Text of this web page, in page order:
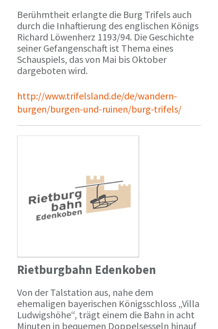
Berühmtheit erlangte die Burg Trifels auch
durch die Inhaftierung des englischen Königs
Richard Löwenherz 1193/94. Die Geschichte
seiner Gefangenschaft ist Thema eines
Schauspiels, das von Mai bis Oktober
dargeboten wird.
http://www.trifelsland.de/de/wandern-
burgen/burgen-und-ruinen/burg-trifels/
Rietburgbahn Edenkoben
Von der Talstation aus, nahe dem
ehemaligen bayerischen Königsschloss „Villa
Ludwigshöhe“, trägt einem die Bahn in acht
Minuten in bequemen Doppelsesseln hinauf